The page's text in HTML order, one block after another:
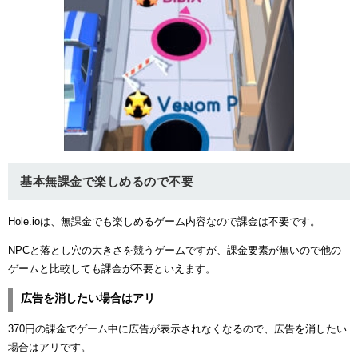
基本無課金で楽しめるので不要
Hole.ioは、無課金でも楽しめるゲーム内容なので課金は不要です。
NPCと落とし穴の大きさを競うゲームですが、課金要素が無いので他の
ゲームと比較しても課金が不要といえます。
広告を消したい場合はアリ
370円の課金でゲーム中に広告が表示されなくなるので、広告を消したい
場合はアリです。